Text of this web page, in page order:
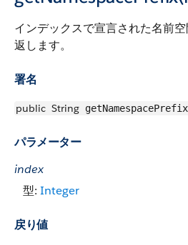
インデックスで宣言された名前
返します。
署名
public String
パラメーター
index
型: Integer
戻り値